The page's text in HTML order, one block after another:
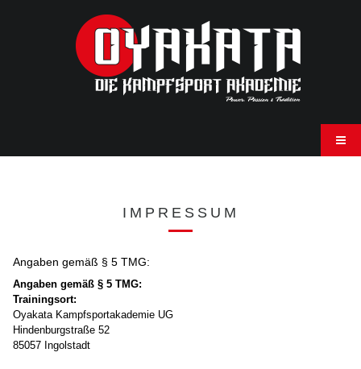
IMPRESSUM
Angaben gemäß § 5 TMG:
Angaben gemäß § 5 TMG:
Trainingsort:
Oyakata Kampfsportakademie UG
Hindenburgstraße 52
85057 Ingolstadt